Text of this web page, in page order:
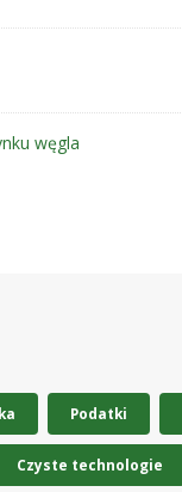
węgla
Podatki
Czyste technologie